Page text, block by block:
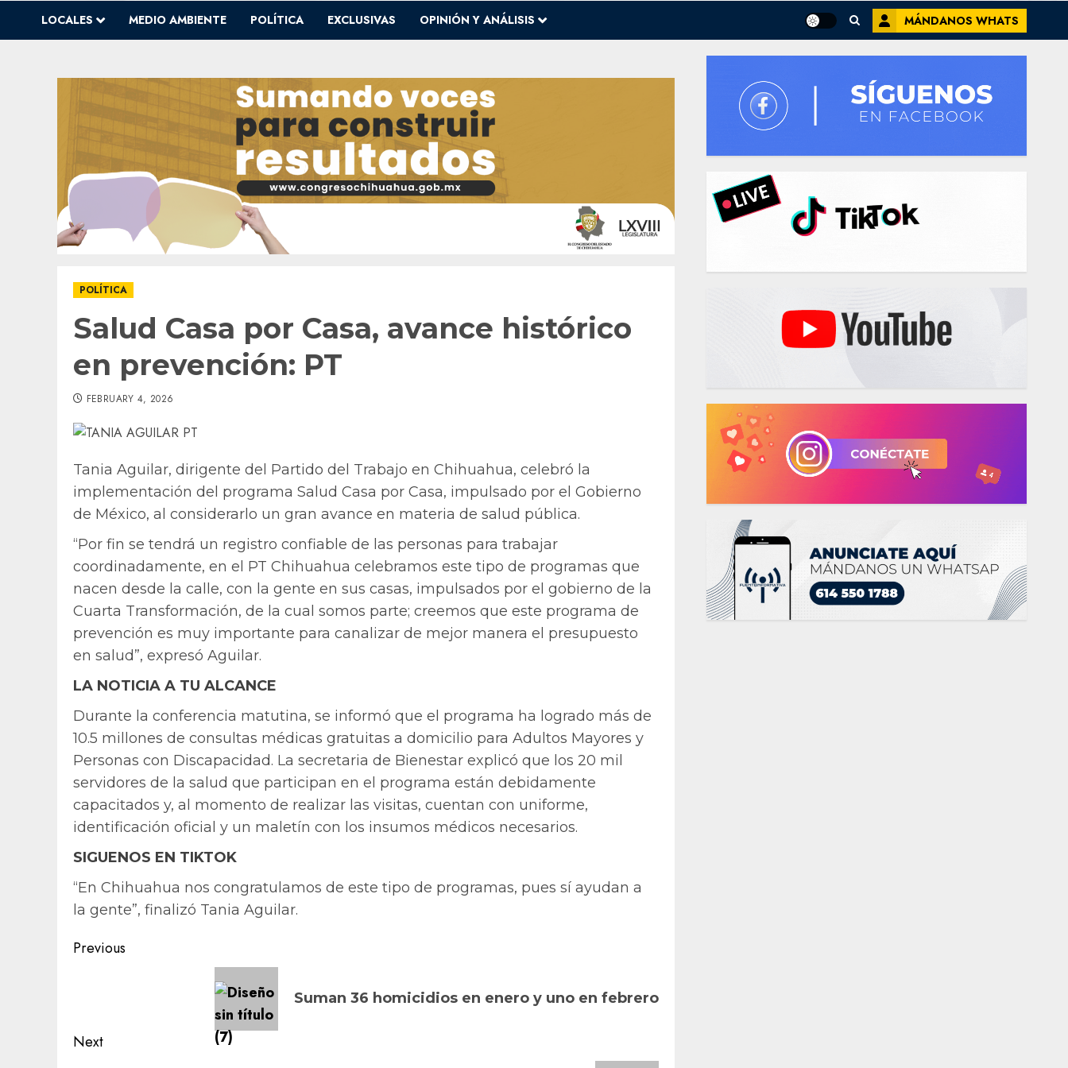
LOCALES MEDIO AMBIENTE POLÍTICA EXCLUSIVAS OPINIÓN Y ANÁLISIS MÁNDANOS WHATS
POLÍTICA
Salud Casa por Casa, avance histórico
en prevención: PT
FEBRUARY 4, 2026
Tania Aguilar, dirigente del Partido del Trabajo en Chihuahua, celebró la
implementación del programa Salud Casa por Casa, impulsado por el Gobierno
de México, al considerarlo un gran avance en materia de salud pública.
“Por fin se tendrá un registro confiable de las personas para trabajar
coordinadamente, en el PT Chihuahua celebramos este tipo de programas que
nacen desde la calle, con la gente en sus casas, impulsados por el gobierno de la
Cuarta Transformación, de la cual somos parte; creemos que este programa de
prevención es muy importante para canalizar de mejor manera el presupuesto
en salud”, expresó Aguilar.
LA NOTICIA A TU ALCANCE
Durante la conferencia matutina, se informó que el programa ha logrado más de
10.5 millones de consultas médicas gratuitas a domicilio para Adultos Mayores y
Personas con Discapacidad. La secretaria de Bienestar explicó que los 20 mil
servidores de la salud que participan en el programa están debidamente
capacitados y, al momento de realizar las visitas, cuentan con uniforme,
identificación oficial y un maletín con los insumos médicos necesarios.
SIGUENOS EN TIKTOK
“En Chihuahua nos congratulamos de este tipo de programas, pues sí ayudan a
la gente”, finalizó Tania Aguilar.
Post
Previous
Suman 36 homicidios en enero y uno en febrero
Next